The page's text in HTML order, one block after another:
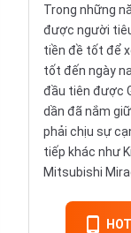
Trong những
được người
tiền đề tốt để
tốt đến ngày
đầu tiên được
dần đã nắm
phải chịu sự
tiếp khác như
Mitsubishi